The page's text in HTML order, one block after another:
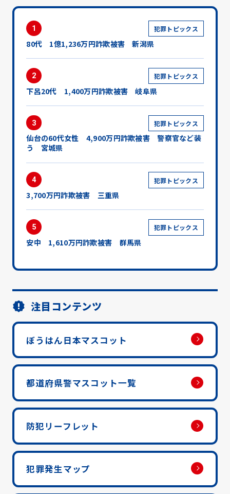
1 犯罪トピックス
80代 1億1,236万円詐欺被害 新潟県
2 犯罪トピックス
下呂20代 1,400万円詐欺被害 岐阜県
3 犯罪トピックス
仙台の60代女性 4,900万円詐欺被害 警察官など装
う 宮城県
4 犯罪トピックス
3,700万円詐欺被害 三重県
5 犯罪トピックス
安中 1,610万円詐欺被害 群馬県
注目コンテンツ
ぼうはん日本マスコット
都道府県警マスコット一覧
防犯リーフレット
犯罪発生マップ